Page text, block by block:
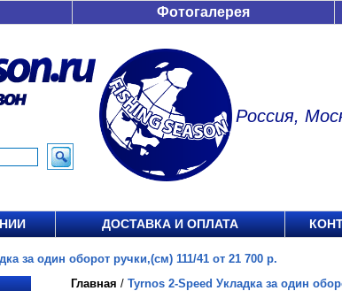
Фотогалерея
Россия,
ДОСТАВКА И ОПЛАТА
за один оборот ручки,(см) 111/41 от 21 700 р.
Главная / Tyrnos 2-Speed Укладка за один